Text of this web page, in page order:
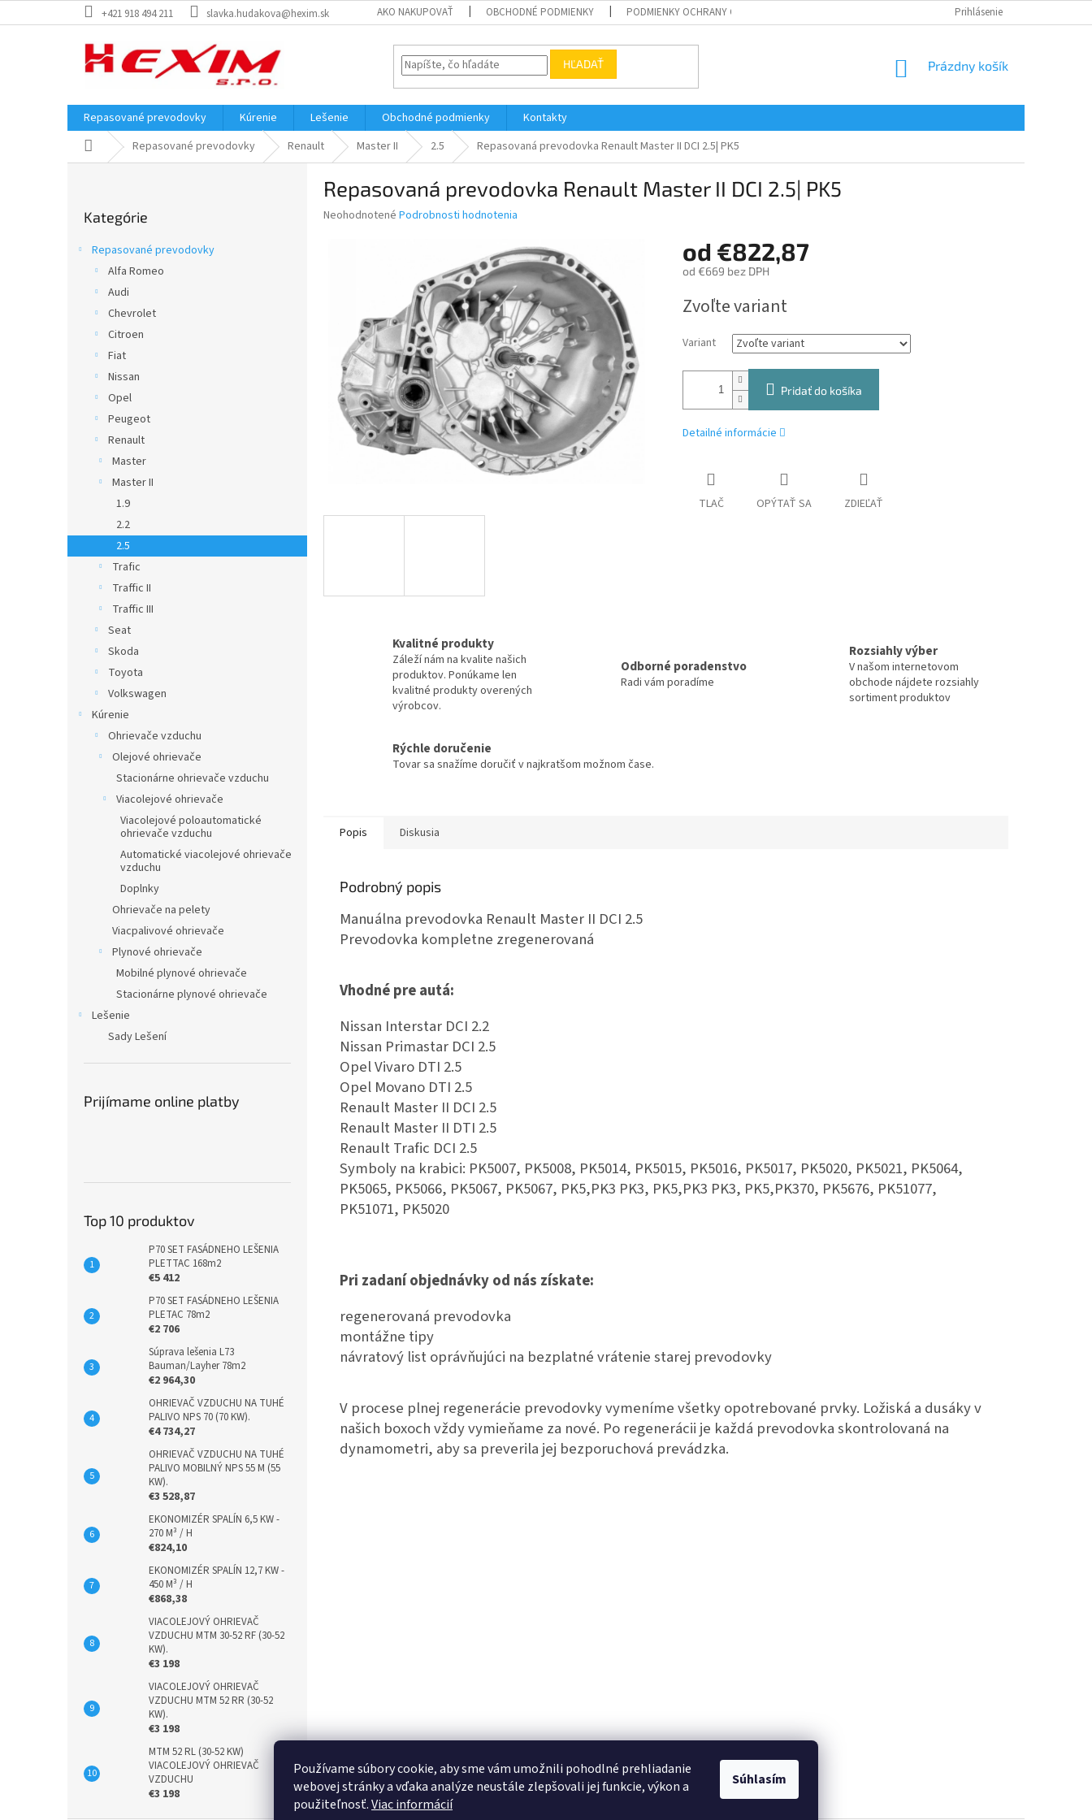
Používame súbory cookie, aby sme vám umožnili pohodlné prehliadanie
webovej stránky a vďaka analýze neustále zlepšovali jej funkcie, výkon a
použiteľnosť.Viac informácií
Súhlasím
na
+421 918 494 211 slavka.hudakova@hexim.sk AKO NAKUPOVAŤ OBCHODNÉ PODMIENKY PODMIENKY OCHRANY OSOBNÝCH ÚDAJOV Prihlásenie
HĽADAŤ
NÁKUPNÝ
Prázdny košík
Repasované prevodovky Kúrenie Lešenie Obchodné podmienky
Kontakty
DomovRepasované prevodovky Renault Master II 2.5 Repasovaná prevodovka Renault Master II DCI 2.5| PK5
kategórie
Kategórie
Repasované prevodovky
Alfa Romeo
Audi
Chevrolet
Citroen
Fiat
Nissan
Opel
Peugeot
Renault
Master
Master II
1.9
2.2
2.5
Trafic
Traffic II
Traffic III
Seat
Skoda
Toyota
Volkswagen
Kúrenie
Ohrievače vzduchu
Olejové ohrievače
Stacionárne ohrievače vzduchu
Viacolejové ohrievače
Viacolejové poloautomatické
ohrievače vzduchu
Automatické viacolejové ohrievače
vzduchu
Doplnky
Ohrievače na pelety
Viacpalivové ohrievače
Plynové ohrievače
Mobilné plynové ohrievače
Stacionárne plynové ohrievače
Lešenie
Sady Lešení
Prijímame online platby
Top 10 produktov
P70 SET FASÁDNEHO LEŠENIA
PLETTAC 168m2
€5 412
P70 SET FASÁDNEHO LEŠENIA
PLETAC 78m2
€2 706
Súprava lešenia L73
Bauman/Layher 78m2
€2 964,30
OHRIEVAČ VZDUCHU NA TUHÉ
PALIVO NPS 70 (70 KW).
€4 734,27
OHRIEVAČ VZDUCHU NA TUHÉ
PALIVO MOBILNÝ NPS 55 M (55
KW).
€3 528,87
EKONOMIZÉR SPALÍN 6,5 KW -
270 M³ / H
€824,10
EKONOMIZÉR SPALÍN 12,7 KW -
450 M³ / H
€868,38
VIACOLEJOVÝ OHRIEVAČ
VZDUCHU MTM 30-52 RF (30-52
KW).
€3 198
VIACOLEJOVÝ OHRIEVAČ
VZDUCHU MTM 52 RR (30-52
KW).
€3 198
MTM 52 RL (30-52 KW)
VIACOLEJOVÝ OHRIEVAČ
VZDUCHU
€3 198
Repasovaná prevodovka Renault Master II DCI 2.5| PK5
Priemerné
hviezdičiek.
Neohodnotené Podrobnosti hodnotenia
od €822,87
od €669 bez DPH
cena:
Zvoľte variant
Variant
Pridať do košíka
Detailné informácie
TLAČ OPÝTAŤ SA ZDIEĽAŤ
Kvalitné produkty
Záleží nám na kvalite našich
produktov. Ponúkame len
kvalitné produkty overených
výrobcov.
Odborné poradenstvo
Radi vám poradíme
Rozsiahly výber
V našom internetovom
obchode nájdete rozsiahly
sortiment produktov
Rýchle doručenie
Tovar sa snažíme doručiť v najkratšom možnom čase.
Popis Diskusia
Podrobný popis
Manuálna prevodovka Renault Master II DCI 2.5
Prevodovka kompletne zregenerovaná
Vhodné pre autá:
Nissan Interstar DCI 2.2
Nissan Primastar DCI 2.5
Opel Vivaro DTI 2.5
Opel Movano DTI 2.5
Renault Master II DCI 2.5
Renault Master II DTI 2.5
Renault Trafic DCI 2.5
Symboly na krabici: PK5007, PK5008, PK5014, PK5015, PK5016, PK5017, PK5020, PK5021, PK5064,
PK5065, PK5066, PK5067, PK5067, PK5,PK3 PK3, PK5,PK3 PK3, PK5,PK370, PK5676, PK51077,
PK51071, PK5020
Pri zadaní objednávky od nás získate:
regenerovaná prevodovka
montážne tipy
návratový list oprávňujúci na bezplatné vrátenie starej prevodovky
V procese plnej regenerácie prevodovky vymeníme všetky opotrebované prvky. Ložiská a dusáky v
našich boxoch vždy vymieňame za nové. Po regenerácii je každá prevodovka skontrolovaná na
dynamometri, aby sa preverila jej bezporuchová prevádzka.